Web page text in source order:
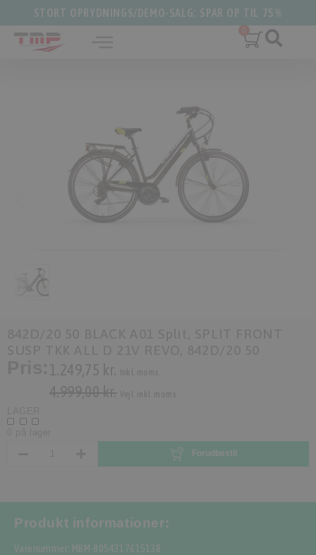
STORT OPRYDNINGS/DEMO-SALG: SPAR OP TIL 75%
Forudbestil
Produkt informationer:
Varenummer: MBM-8054317615138